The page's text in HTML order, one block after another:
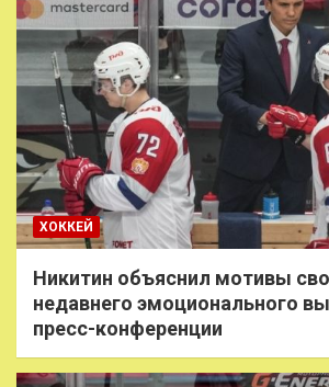
ХОККЕЙ
Никитин объяснил мотивы
недавнего эмоционального
пресс-конференции